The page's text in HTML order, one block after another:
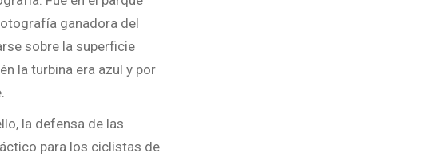
ganadora del
sobre la superficie
la turbina era azul y por
la defensa de las
para los ciclistas de